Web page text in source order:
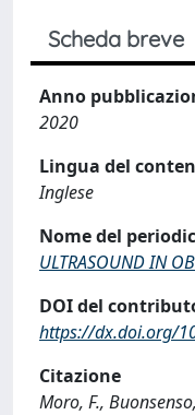
Scheda breve
Anno
2020
Lingua del
Inglese
Nome del
ULTRASOUND IN
DOI del
https://dx.doi.org/
Citazione
Moro, F.,